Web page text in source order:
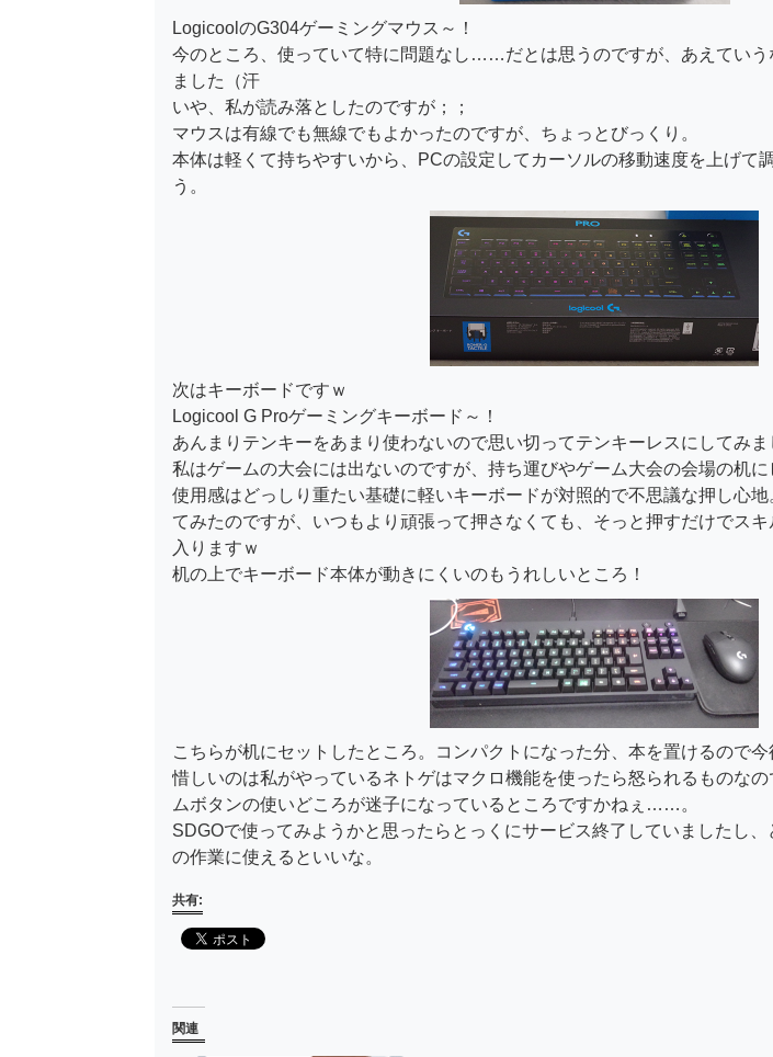
LogicoolのG304ゲーミングマウス～！
今のところ、使っていて特に問題なし……だとは思うのですが、あえていう
ました（汗
いや、私が読み落としたのですが；；
マウスは有線でも無線でもよかったのですが、ちょっとびっくり。
本体は軽くて持ちやすいから、PCの設定してカーソルの移動速度を上げて
う。
次はキーボードですｗ
Logicool G Proゲーミングキーボード～！
あんまりテンキーをあまり使わないので思い切ってテンキーレスにしてみま
私はゲームの大会には出ないのですが、持ち運びやゲーム大会の会場の机に
使用感はどっしり重たい基礎に軽いキーボードが対照的で不思議な押し心
てみたのですが、いつもより頑張って押さなくても、そっと押すだけでス
入りますｗ
机の上でキーボード本体が動きにくいのもうれしいところ！
こちらが机にセットしたところ。コンパクトになった分、本を置けるので今
惜しいのは私がやっているネトゲはマクロ機能を使ったら怒られるものな
ムボタンの使いどころが迷子になっているところですかねぇ……。
SDGOで使ってみようかと思ったらとっくにサービス終了していましたし
の作業に使えるといいな。
共有:
関連